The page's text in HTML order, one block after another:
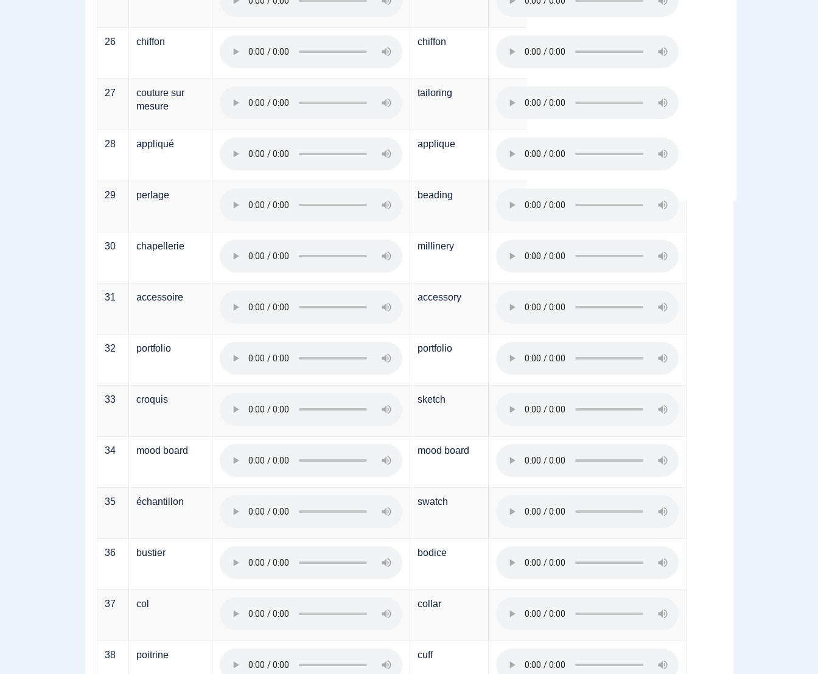
26 chiffon chiffon
27
couture sur
mesure
tailoring
28 appliqué applique
29 perlage beading
30 chapellerie millinery
31 accessoire accessory
32 portfolio portfolio
33 croquis sketch
34 mood board mood board
35 échantillon swatch
36 bustier bodice
37 col collar
38 poitrine cuff